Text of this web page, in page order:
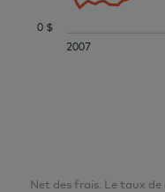
2007
0 $
Net des frais. Le taux